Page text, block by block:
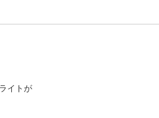
イトが